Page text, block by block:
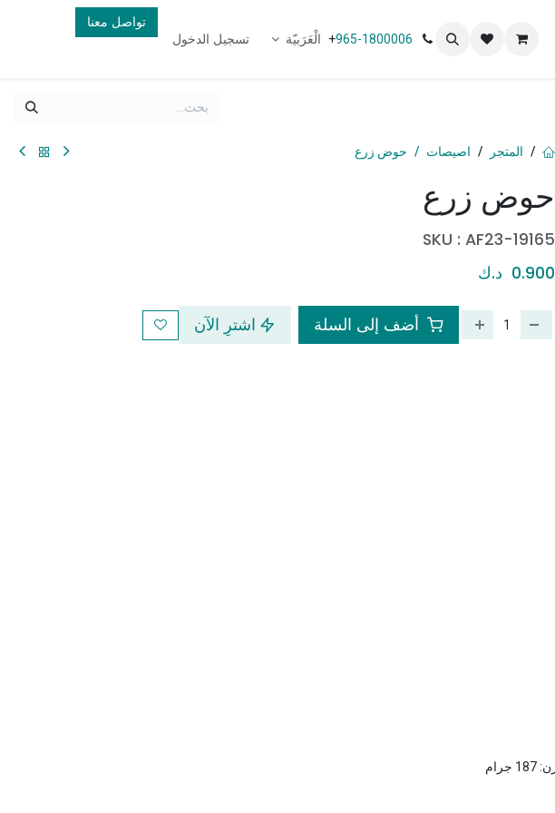
+965-1800006 الْعَرَبيّة تسجيل الدخول
تواصل معنا
حوض زرع
SKU : AF23-19165
0.900 د.ك
أضف إلى السلة اشترِ الآن
المتجر اصيصات حوض زرع